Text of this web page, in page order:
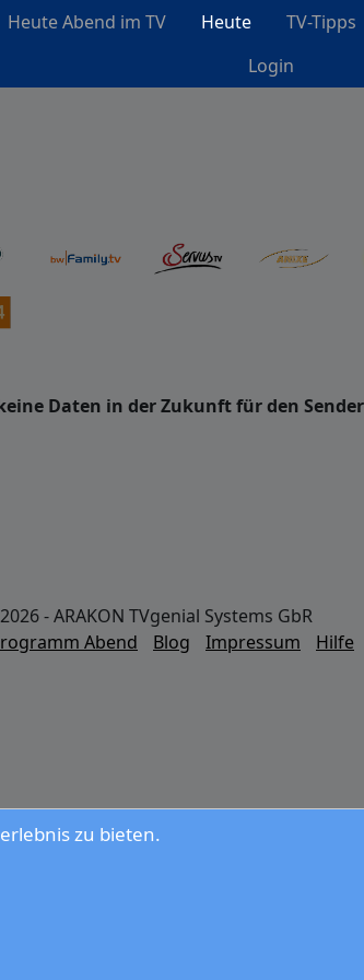
Heute Abend im TV Heute TV-Tipps
Login
zu bieten.
Daten in der Zukunft für den
- ARAKON TVgenial Systems GbR
Abend Blog Impressum Hilfe